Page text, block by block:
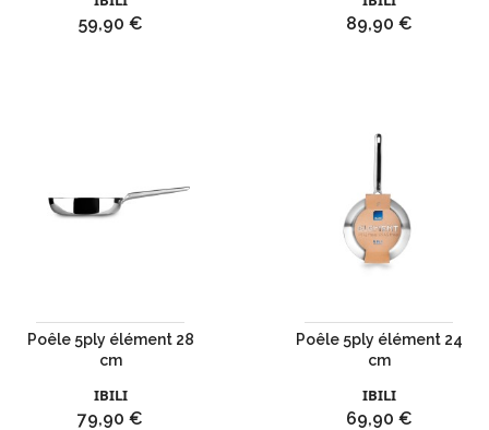
Prix
59,90 € Prix
89,90 €
Poêle 5ply élément 28
cm
IBILI
Prix
79,90 €
Poêle 5ply élément 24
cm
IBILI
Prix
69,90 €